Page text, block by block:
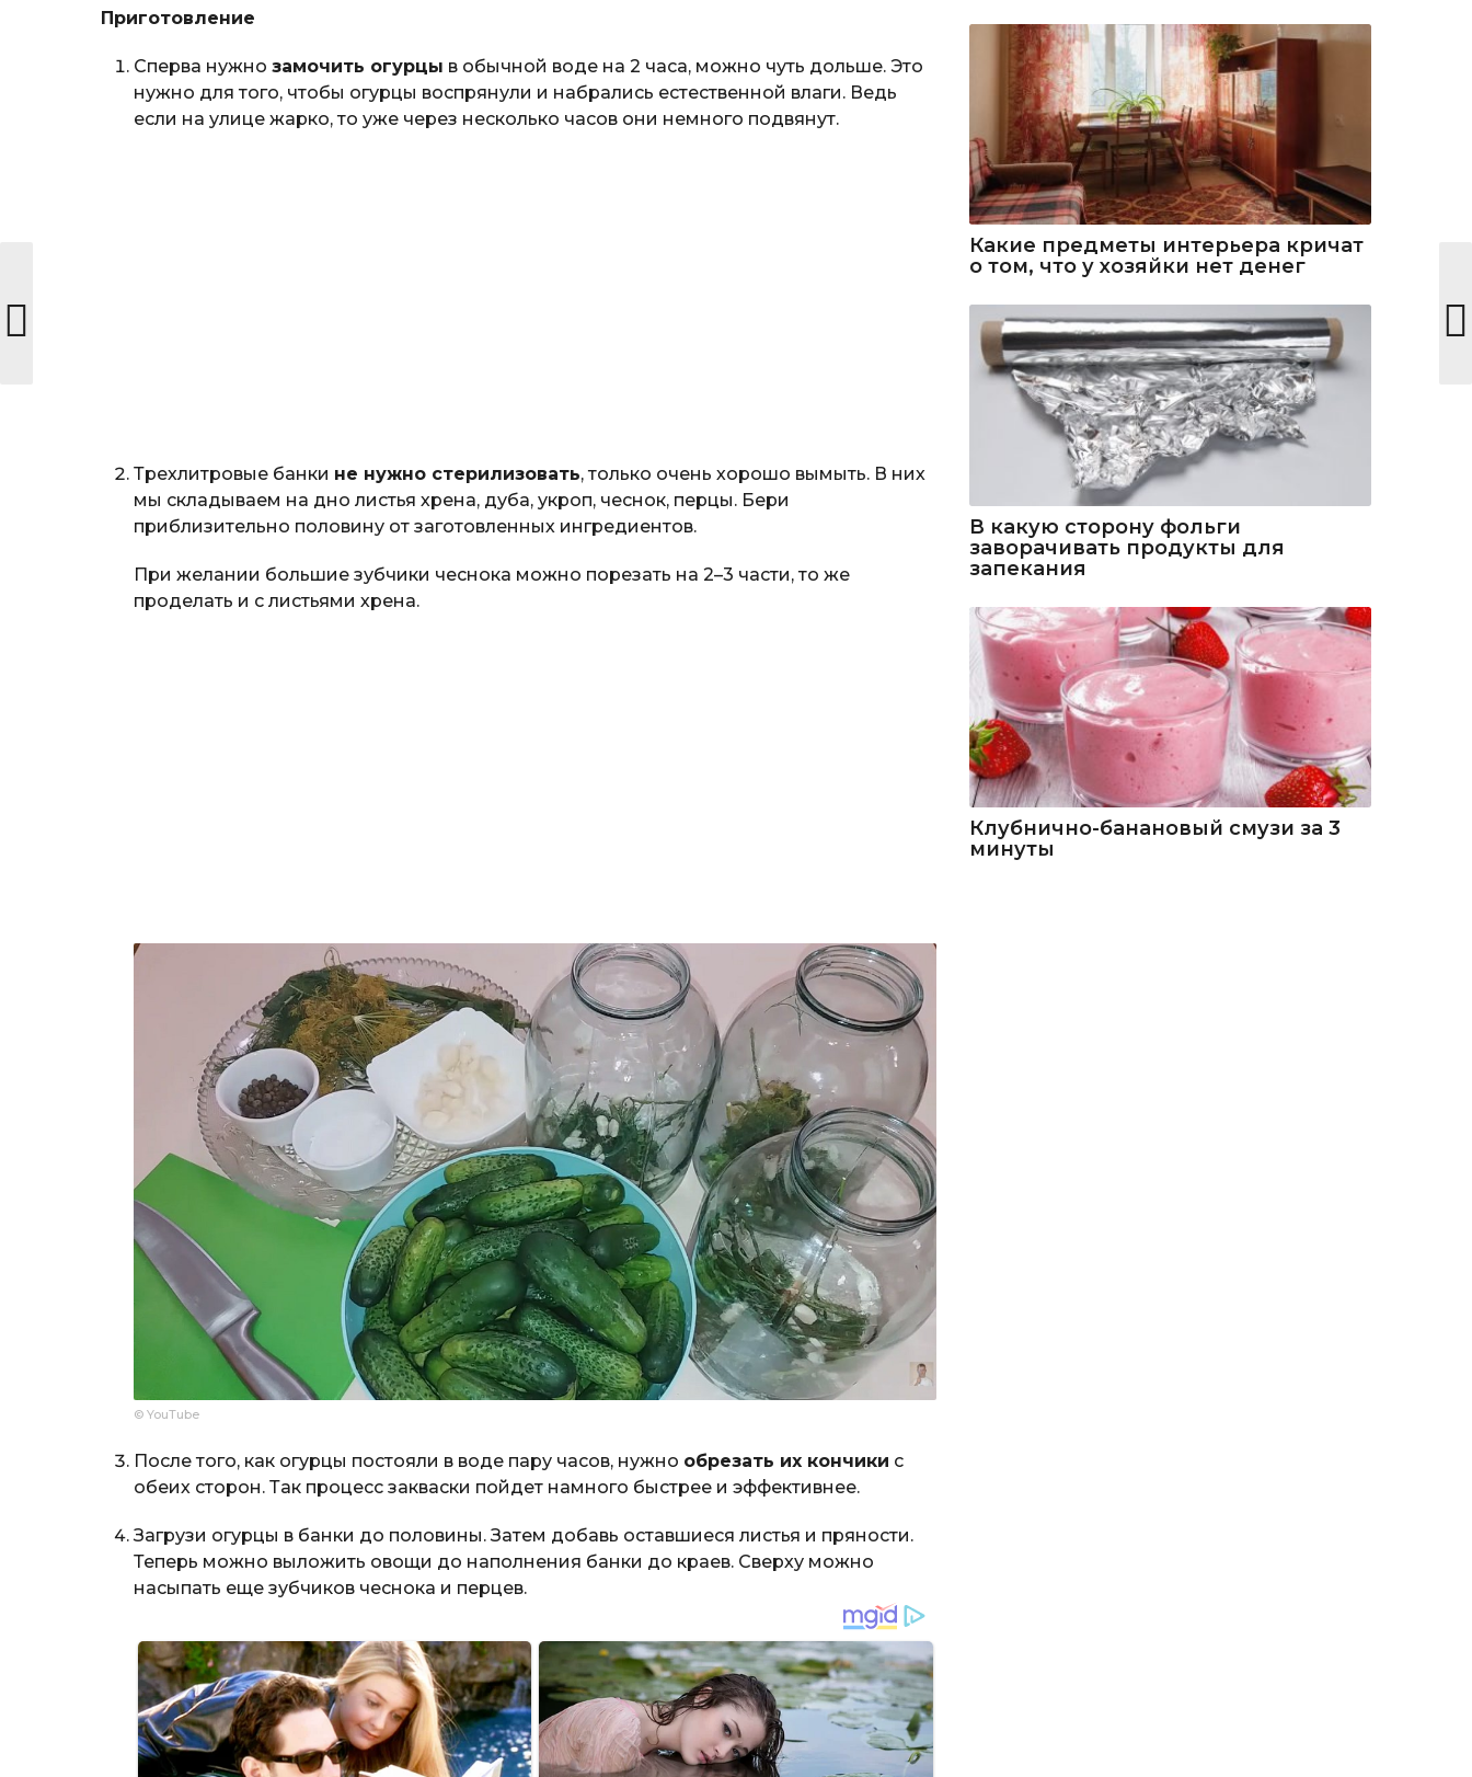
Приготовление
Сперва нужно замочить огурцы в обычной воде на 2 часа, можно чуть дольше. Это
нужно для того, чтобы огурцы воспрянули и набрались естественной влаги. Ведь
если на улице жарко, то уже через несколько часов они немного подвянут.
Трехлитровые банки не нужно стерилизовать, только очень хорошо вымыть. В них
мы складываем на дно листья хрена, дуба, укроп, чеснок, перцы. Бери
приблизительно половину от заготовленных ингредиентов.
При желании большие зубчики чеснока можно порезать на 2–3 части, то же
проделать и с листьями хрена.
© YouTube
После того, как огурцы постояли в воде пару часов, нужно обрезать их кончики с
обеих сторон. Так процесс закваски пойдет намного быстрее и эффективнее.
Загрузи огурцы в банки до половины. Затем добавь оставшиеся листья и пряности.
Теперь можно выложить овощи до наполнения банки до краев. Сверху можно
насыпать еще зубчиков чеснока и перцев.
Какие предметы интерьера кричат
о том, что у хозяйки нет денег
В какую сторону фольги
заворачивать продукты для
запекания
Клубнично-банановый смузи за 3
минуты